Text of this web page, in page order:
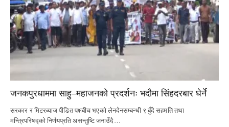
जनकपुरधाममा साहु–महाजनको प्रदर्शनः भदौमा सिंहदरबार घेर्ने
सरकार र मिटरब्याज पीडित पक्षबीच भएको लेनदेनसम्बन्धी ९ बुँदे सहमति तथा
मन्त्रिपरिषद्को निर्णयप्रति असन्तुष्टि जनाउँदै…